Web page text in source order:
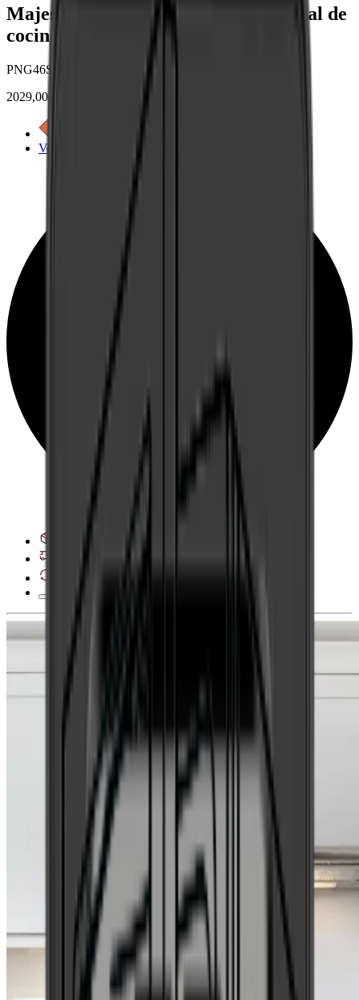
Majestic - 46 botellas - 1 zona - frontal de
cocina
PNG46SK-HHB
2029,00 €
Ver detalles del producto
Ver opciones de entrega
Derecho de desistimiento de 28 días